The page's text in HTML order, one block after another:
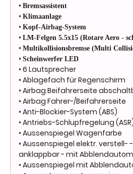
• Bremsassistent
• Klimaanlage
• Kopf-Airbag-System
• LM-Felgen 5.5x15 (Rotare Aero -
• Multikollisionsbremse (Multi
• Scheinwerfer LED
• 6 Lautsprecher
• Ablagefach für Regenschirm
• Airbag Beifahrerseite
• Airbag Fahrer-/Beifahrerseite
• Anti-Blockier-System (ABS)
• Antriebs-Schlupfregelung
• Aussenspiegel Wagenfarbe
• Aussenspiegel elektr. verstell-
anklappbar - mit
• Aussenspiegel mit